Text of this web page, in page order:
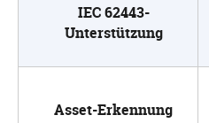
IEC 62443-
Unterstützung
Asset-Erkennung